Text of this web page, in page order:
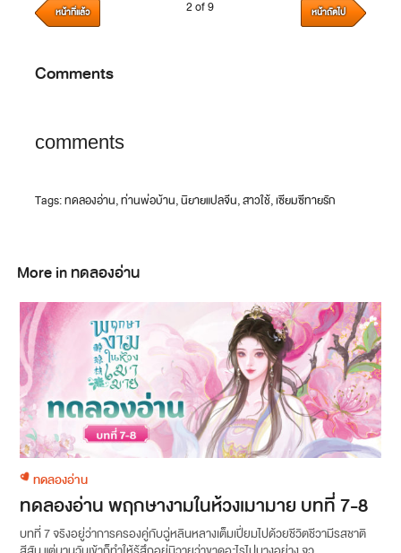
หน้าที่แล้ว 2 of 9 หน้าถัดไป
Comments
comments
Tags:ทดลองอ่าน,ท่านพ่อบ้าน,นิยายแปลจีน,สาวใช้,เซียมซีทายรัก
More in ทดลองอ่าน
ทดลองอ่าน
ทดลองอ่าน พฤกษางามในห้วงเมามาย บทที่ 7-8
บทที่ 7 จริงอยู่ว่าการครองคู่กับฉู่หลินหลางเต็มเปี่ยมไปด้วยชีวิตชีวามีรสชาติ